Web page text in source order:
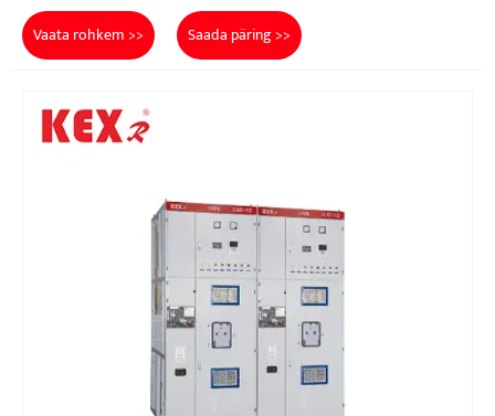
Vaata rohkem >> Saada päring >>